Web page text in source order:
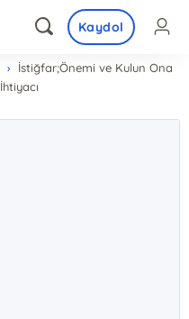
Kaydol
İstiğfar;Önemi ve Kulun Ona
İhtiyacı